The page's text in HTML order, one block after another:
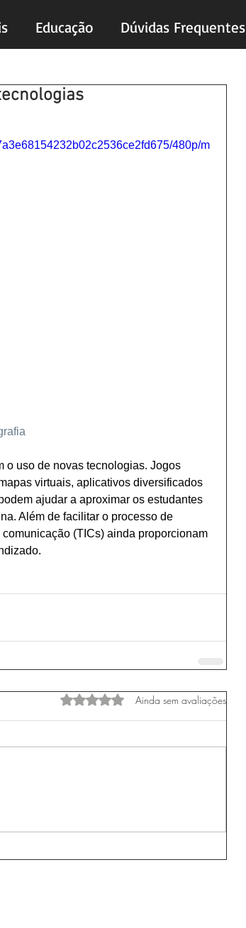
Educação Dúvidas Frequentes
480p/m
o uso de novas tecnologias. Jogos
virtuais, aplicativos diversificados
ajudar a aproximar os estudantes
Além de facilitar o processo de
(TICs) ainda proporcionam
Avaliado com 0 de 5 estrelas.
Ainda sem avaliações